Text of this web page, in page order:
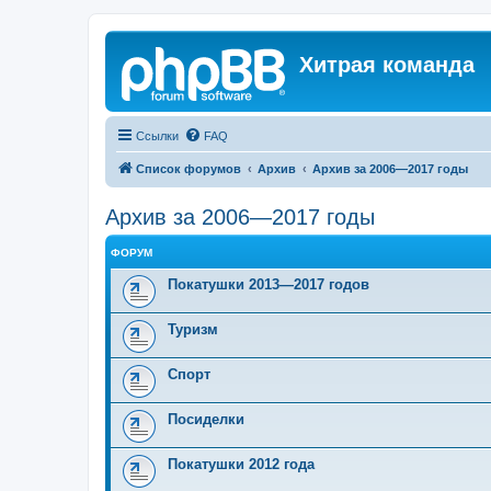
Хитрая команда
Ссылки FAQ
Список форумов Архив Архив за 2006—2017 годы
Архив за 2006—2017 годы
ФОРУМ
Покатушки 2013—2017 годов
Туризм
Спорт
Посиделки
Покатушки 2012 года